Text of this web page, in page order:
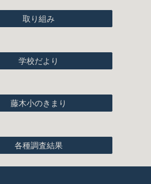
取り組み
学校だより
藤木小のきまり
各種調査結果